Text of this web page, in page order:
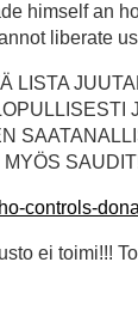
himself an
liberate
LISTA
controls-
ei toimi!!!